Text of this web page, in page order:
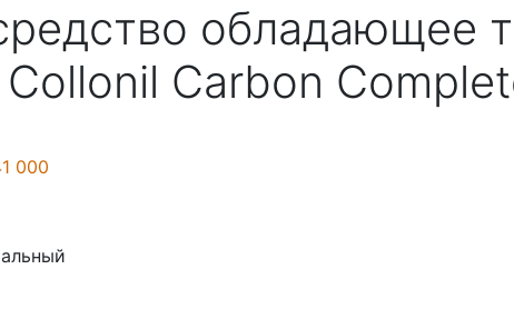
обладающее
Carbon
000